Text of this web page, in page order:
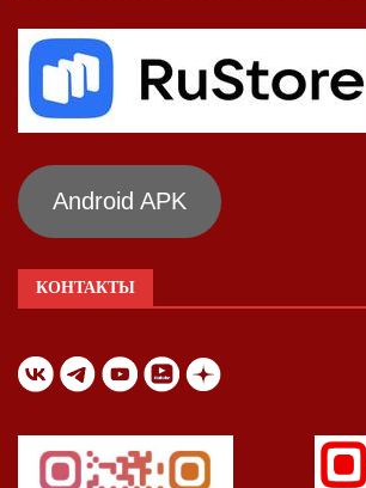
Android APK
КОНТАКТЫ